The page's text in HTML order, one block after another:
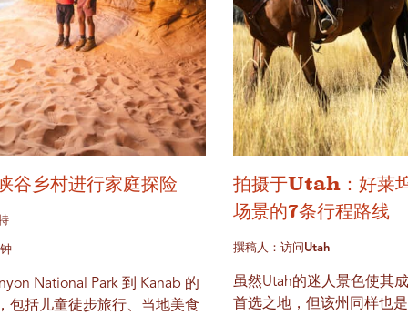
谷乡村进行家庭探险
National Park 到 Kanab 的
包括儿童徒步旅行、当地美食
拍摄于Utah：好莱
场景的7条行程路线
撰稿人：访问Utah
虽然Utah的迷人景色使其
首选之地，但该州同样也